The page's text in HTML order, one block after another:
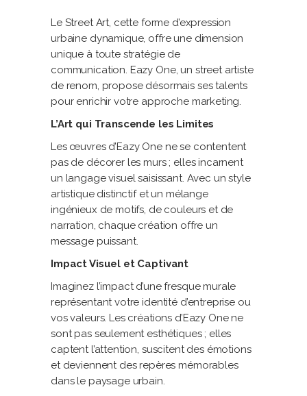
Le Street Art, cette forme d’expression
urbaine dynamique, offre une dimension
unique à toute stratégie de
communication. Eazy One, un street artiste
de renom, propose désormais ses talents
pour enrichir votre approche marketing.
L’Art qui Transcende les Limites
Les œuvres d’Eazy One ne se contentent
pas de décorer les murs ; elles incarnent
un langage visuel saisissant. Avec un style
artistique distinctif et un mélange
ingénieux de motifs, de couleurs et de
narration, chaque création offre un
message puissant.
Impact Visuel et Captivant
Imaginez l’impact d’une fresque murale
représentant votre identité d’entreprise ou
vos valeurs. Les créations d’Eazy One ne
sont pas seulement esthétiques ; elles
captent l’attention, suscitent des émotions
et deviennent des repères mémorables
dans le paysage urbain.